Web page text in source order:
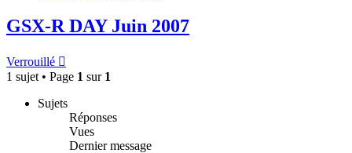
GSX-R DAY Juin 2007
Verrouillé
1 sujet • Page 1 sur 1
Sujets
Réponses
Vues
Dernier message